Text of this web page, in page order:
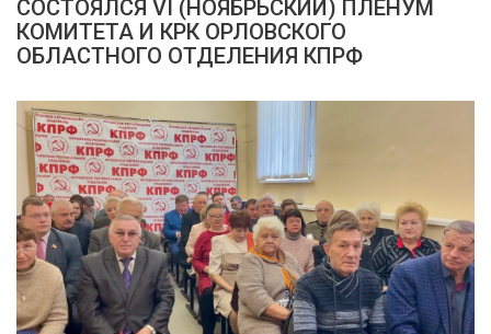
СОСТОЯЛСЯ VI (НОЯБРЬСКИЙ) ПЛЕНУМ
КОМИТЕТА И КРК ОРЛОВСКОГО
ОБЛАСТНОГО ОТДЕЛЕНИЯ КПРФ